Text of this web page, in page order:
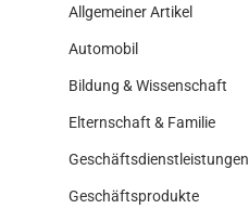
Allgemeiner Artikel
Automobil
Bildung & Wissenschaft
Elternschaft & Familie
Geschäftsdienstleistungen
Geschäftsprodukte